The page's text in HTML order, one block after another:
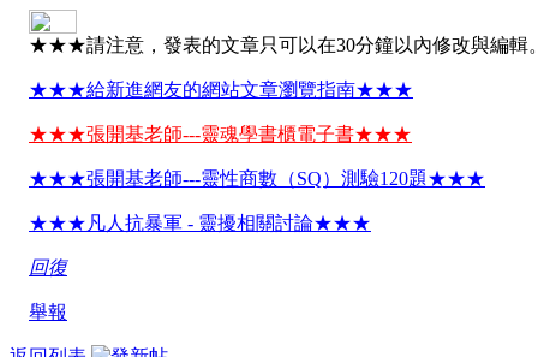
★★★請注意，發表的文章只可以在30分鐘以內修改與編
★★★給新進網友的網站文章瀏覽指南★★★
★★★張開基老師---靈魂學書櫃電子書★★★
★★★張開基老師---靈性商數（SQ）測驗120題★★★
★★★凡人抗暴軍 - 靈擾相關討論★★★
回復
舉報